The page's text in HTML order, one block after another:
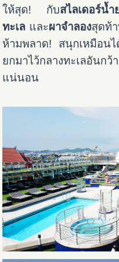
ให้สุด! กับสไลเดอร์น้ำ
ทะเล และผาจำลองสุดท้า
ห้ามพลาด! สนุกเหมือนไ
ยกมาไว้กลางทะเลอันก
แน่นอน